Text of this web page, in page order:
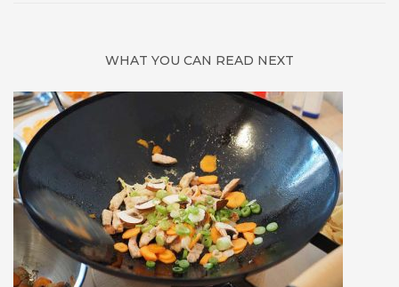
WHAT YOU CAN READ NEXT